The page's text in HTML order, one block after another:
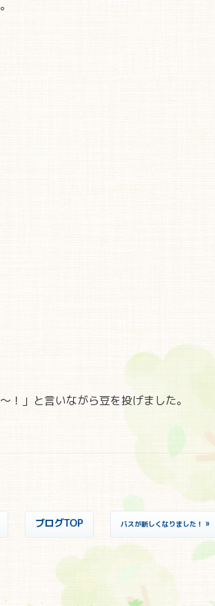
！」と言いながら豆を投げました。
ブログTOP バスが新しくなりました！ »